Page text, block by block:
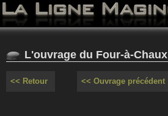
L'ouvrage du Four-à-Chaux
<< Retour << Ouvrage précédent